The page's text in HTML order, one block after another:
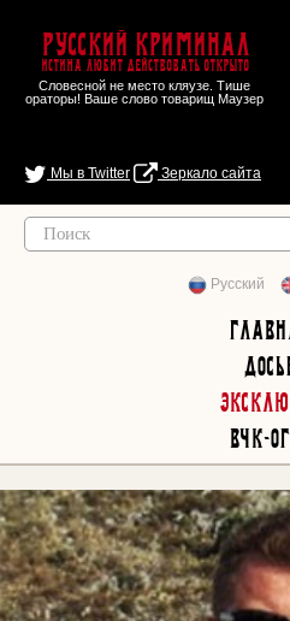
Русский Криминал
Истина любит действовать открыто
Словесной не место кляузе. Тише
ораторы! Ваше слово товарищ Маузер
Мы в Twitter Зеркало сайта
Русский
ВЧК-